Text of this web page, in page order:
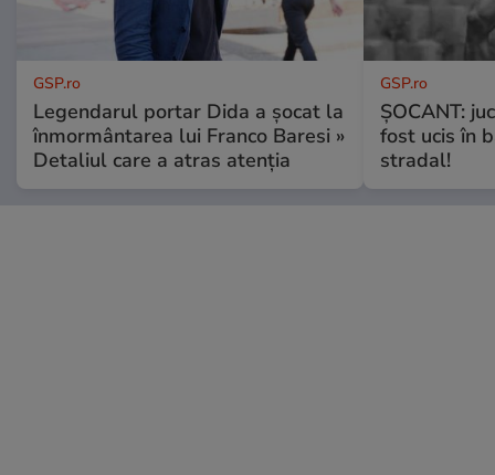
GSP.ro
Legendarul portar Dida a șocat la
înmormântarea lui Franco Baresi »
Detaliul care a atras atenția
GSP.ro
ȘOCANT:
fost ucis în
stradal!